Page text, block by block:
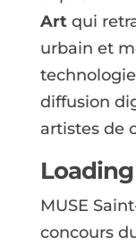
Artqui
urbain et
diffusion
artistes de
MUSE
concours